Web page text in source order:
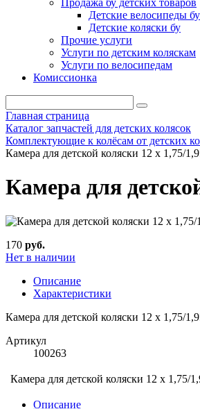
Продажа бу детских товаров
Детские велосипеды бу
Детские коляски бу
Прочие услуги
Услуги по детским коляскам
Услуги по велосипедам
Комиссионка
Главная страница
Каталог запчастей для детских колясок
Комплектующие к колёсам от детских
Камера для детской коляски 12 х 1,75/
Камера для
170 руб.
Нет в наличии
Описание
Характеристики
Камера для детской коляски 12 х 1,75/
Артикул
100263
Камера для детской коляски 12 х 1,75/
Описание